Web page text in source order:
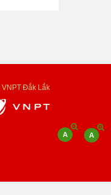
VNPT Đắk Lắk